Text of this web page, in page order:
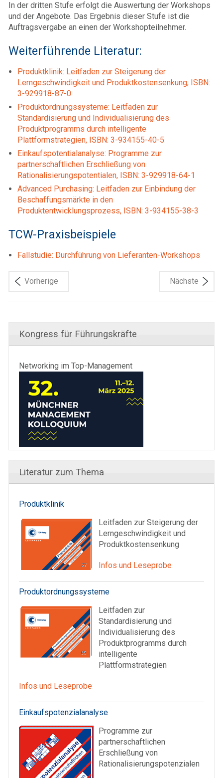
In der dritten Stufe erfolgt die Auswertung der Workshops
und der Angebote. Das Ergebnis dieser Stufe ist die
Auftragsvergabe an einen der Workshopteilnehmer.
Weiterführende Literatur:
Produktklinik: Leitfaden zur Steigerung der
Lerngeschwindigkeit und Produktkostensenkung, ISBN:
3-929918-87-0
Produktordnungssysteme: Leitfaden zur
Standardisierung und Individualisierung des
Produktprogramms durch intelligente
Plattformstrategien, ISBN: 3-934155-40-5
Einkaufspotentialanalyse: Programme zur
partnerschaftlichen Erschließung von
Rationalisierungspotentialen, ISBN: 3-929918-64-1
Advanced Purchasing: Leitfaden zur Einbindung der
Beschaffungsmärkte in den
Produktentwicklungsprozess, ISBN: 3-934155-38-3
TCW-Praxisbeispiele
Fallstudie: Durchführung von Lieferanten-Workshops
Vorherige Nächste
Kongress für Führungskräfte
Networking im Top-Management
Literatur zum Thema
Produktklinik
Leitfaden zur Steigerung der
Lerngeschwindigkeit und
Produktkostensenkung
Infos und Leseprobe
Produktordnungssysteme
Leitfaden zur
Standardisierung und
Individualisierung des
Produktprogramms durch
intelligente
Plattformstrategien
Infos und Leseprobe
Einkaufspotenzialanalyse
Programme zur
partnerschaftlichen
Erschließung von
Rationalisierungspotenzialen